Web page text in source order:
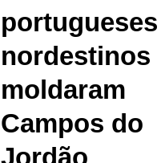
portugueses
nordestinos
moldaram
Campos do